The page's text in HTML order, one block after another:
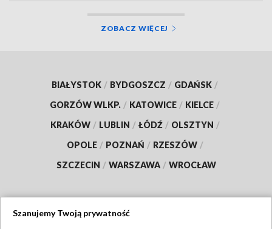
ZOBACZ WIĘCEJ
BIAŁYSTOK / BYDGOSZCZ / GDAŃSK /
GORZÓW WLKP. / KATOWICE / KIELCE /
KRAKÓW / LUBLIN / ŁÓDŹ / OLSZTYN /
OPOLE / POZNAŃ / RZESZÓW /
SZCZECIN / WARSZAWA / WROCŁAW
Szanujemy Twoją prywatność